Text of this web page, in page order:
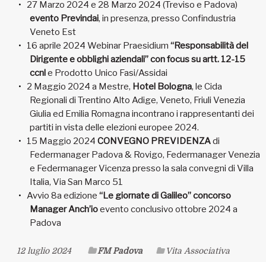
27 Marzo 2024 e 28 Marzo 2024 (Treviso e Padova)
evento Previndai, in presenza, presso Confindustria
Veneto Est
16 aprile 2024 Webinar Praesidium “Responsabilità del
Dirigente e obblighi aziendali” con focus su artt. 12-15
ccnle Prodotto Unico Fasi/Assidai
2 Maggio 2024 a Mestre, Hotel Bologna, le Cida
Regionali di Trentino Alto Adige, Veneto, Friuli Venezia
Giulia ed Emilia Romagna incontrano i rappresentanti dei
partiti in vista delle elezioni europee 2024.
15 Maggio 2024 CONVEGNO PREVIDENZAdi
Federmanager Padova & Rovigo, Federmanager Venezia
e Federmanager Vicenza presso la sala convegni di Villa
Italia, Via San Marco 51
Avvio 8a edizione “Le giornate di Galileo” concorso
Manager Anch’ioevento conclusivo ottobre 2024 a
Padova
12 luglio 2024 FM Padova Vita Associativa